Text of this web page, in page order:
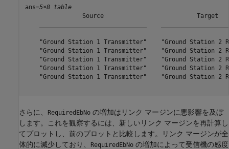
ans=5×8 table
Source                          Target
"Ground Station 1 Transmitter"    "Ground Station
"Ground Station 1 Transmitter"    "Ground Station
"Ground Station 1 Transmitter"    "Ground Station
"Ground Station 1 Transmitter"    "Ground Station
"Ground Station 1 Transmitter"    "Ground Station
さらに、 RequiredEbNo の増加はリンク マージンに悪影響を及ぼ
します。これを観察するには、新しいリンク マージンを再計算し
てプロットし、前のプロットと比較します。リンク マージンが全
体的に減少しており、
RequiredEbNo の増加によって受信機の感度